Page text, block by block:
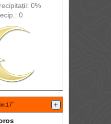
itații: 0%
0
:17˚ +